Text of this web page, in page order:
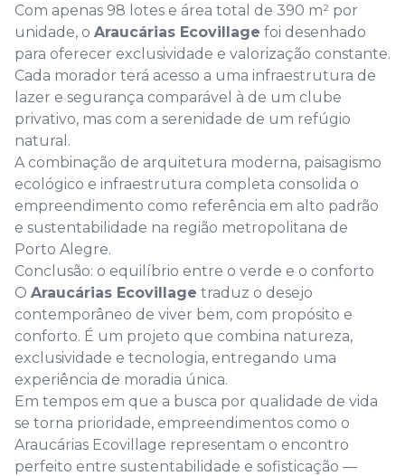
Com apenas 98 lotes e área total de 390 m² por
unidade, o Araucárias Ecovillage foi desenhado
para oferecer exclusividade e valorização constante.
Cada morador terá acesso a uma infraestrutura de
lazer e segurança comparável à de um clube
privativo, mas com a serenidade de um refúgio
natural.
A combinação de arquitetura moderna, paisagismo
ecológico e infraestrutura completa consolida o
empreendimento como referência em alto padrão
e sustentabilidade na região metropolitana de
Porto Alegre.
Conclusão: o equilíbrio entre o verde e o conforto
O Araucárias Ecovillage traduz o desejo
contemporâneo de viver bem, com propósito e
conforto. É um projeto que combina natureza,
exclusividade e tecnologia, entregando uma
experiência de moradia única.
Em tempos em que a busca por qualidade de vida
se torna prioridade, empreendimentos como o
Araucárias Ecovillage representam o encontro
perfeito entre sustentabilidade e sofisticação —